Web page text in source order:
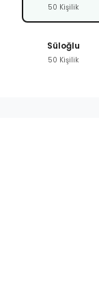
50 Kişilik
Süloğlu
50 Kişilik